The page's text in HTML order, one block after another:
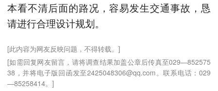
本看不清后面的路况，容易发生交通事故，恳
请进行合理设计规划。
[此内容为网友反映问题，不得转载。]
[如需回复网友留言，请将调查结果加盖公章后传真至029—852575
38，并将电子版回函发至2425048306@qq.com。联系电话：029
—85258414。]